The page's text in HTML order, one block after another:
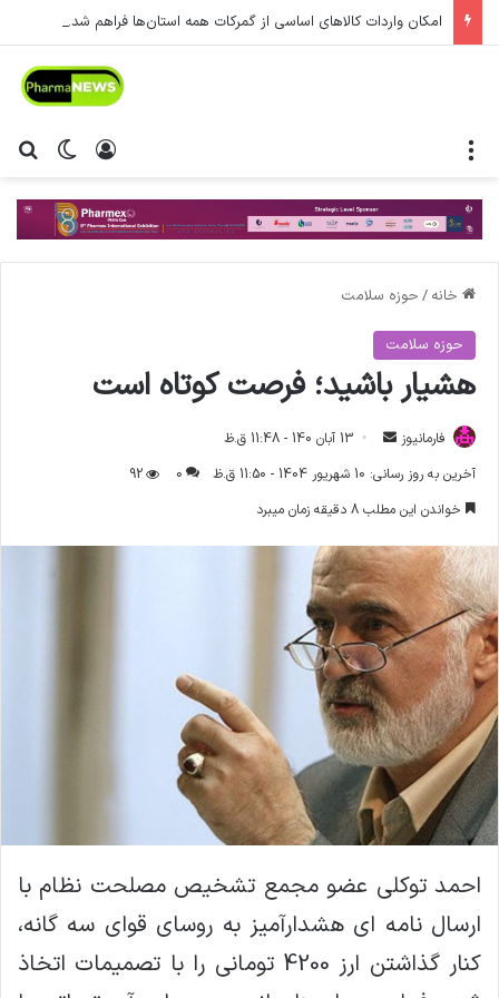
امکان واردات کالاهای اساسی از گمرکات همه استان‌ها فراهم شد.
تغییر ورود
خانه / حوزه سلامت
حوزه سلامت
هشیار باشید؛ فرصت کوتاه است
فارمانیوز
ا
ل
ا
ی
م
ی
ل
13 آبان 140 - 11:48 ق.ظ
آخرین به روز رسانی: 10 شهریور 1404 - 11:50 ق.ظ
0
92
خواندن این مطلب 8 دقیقه زمان میبرد
احمد توکلی عضو مجمع تشخیص مصلحت نظام با
ارسال نامه ای هشدارآمیز به روسای قوای سه گانه،
کنار گذاشتن ارز 4200 تومانی را با تصمیمات اتخاذ